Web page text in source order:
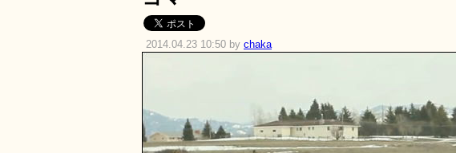
2014.04.23 10:50 by chaka